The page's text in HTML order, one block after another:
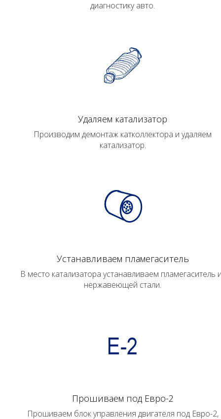
диагностику авто.
Удаляем катализатор
Производим демонтаж катколлектора и удаляем
катализатор.
Устанавливаем пламегаситель
В место катализатора устанавливаем пламегаситель
нержавеющей стали.
Прошиваем под Евро-2
Прошиваем блок управления двигателя под Евро-2,